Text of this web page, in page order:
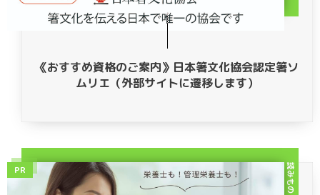
《おすすめ資格のご案内》日本箸文化協会認定箸ソ
ムリエ（外部サイトに遷移します）
読みもの
PR